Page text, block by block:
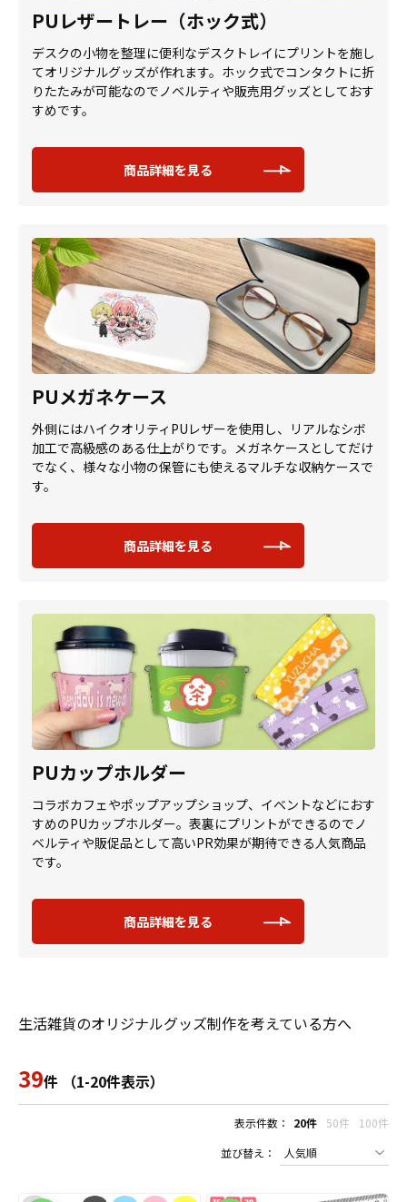
PUレザートレー（ホック式）
デスクの小物を整理に便利なデスクトレイにプリントを施し
てオリジナルグッズが作れます。ホック式でコンタクトに折
りたたみが可能なのでノベルティや販売用グッズとしておす
すめです。
商品詳細を見る
PUメガネケース
外側にはハイクオリティPUレザーを使用し、リアルなシボ
加工で高級感のある仕上がりです。メガネケースとしてだけ
でなく、様々な小物の保管にも使えるマルチな収納ケースで
す。
商品詳細を見る
PUカップホルダー
コラボカフェやポップアップショップ、イベントなどにおす
すめのPUカップホルダー。表裏にプリントができるのでノ
ベルティや販促品として高いPR効果が期待できる人気商品
です。
商品詳細を見る
生活雑貨のオリジナルグッズ制作を考えている方へ
39件 （1-20件表示）
表示件数： 20件 50件
100件
並び替え：